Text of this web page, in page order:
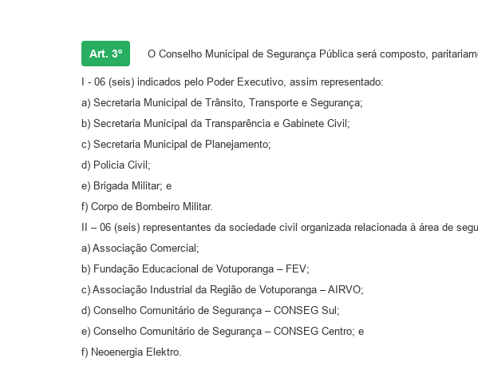
Art. 3º O Conselho Municipal de Segurança Pública será composto,
I - 06 (seis) indicados pelo Poder Executivo, assim representado:
a) Secretaria Municipal de Trânsito, Transporte e Segurança;
b) Secretaria Municipal da Transparência e Gabinete Civil;
c) Secretaria Municipal de Planejamento;
d) Policia Civil;
e) Brigada Militar; e
f) Corpo de Bombeiro Militar.
II – 06 (seis) representantes da sociedade civil organizada relacionada à área de
a) Associação Comercial;
b) Fundação Educacional de Votuporanga – FEV;
c) Associação Industrial da Região de Votuporanga – AIRVO;
d) Conselho Comunitário de Segurança – CONSEG Sul;
e) Conselho Comunitário de Segurança – CONSEG Centro; e
f) Neoenergia Elektro.